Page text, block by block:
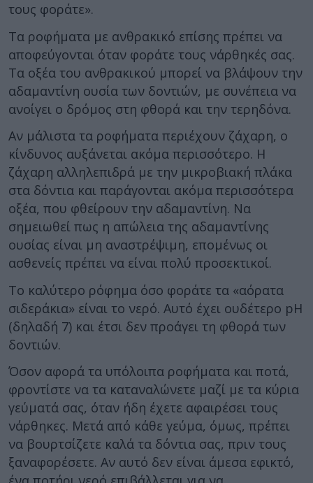
τους φοράτε».
Τα ροφήματα με ανθρακικό επίσης πρέπει να
αποφεύγονται όταν φοράτε τους νάρθηκές σας.
Τα οξέα του ανθρακικού μπορεί να βλάψουν την
αδαμαντίνη ουσία των δοντιών, με συνέπεια να
ανοίγει ο δρόμος στη φθορά και την τερηδόνα.
Αν μάλιστα τα ροφήματα περιέχουν ζάχαρη, ο
κίνδυνος αυξάνεται ακόμα περισσότερο. Η
ζάχαρη αλληλεπιδρά με την μικροβιακή πλάκα
στα δόντια και παράγονται ακόμα περισσότερα
οξέα, που φθείρουν την αδαμαντίνη. Να
σημειωθεί πως η απώλεια της αδαμαντίνης
ουσίας είναι μη αναστρέψιμη, επομένως οι
ασθενείς πρέπει να είναι πολύ προσεκτικοί.
Το καλύτερο ρόφημα όσο φοράτε τα «αόρατα
σιδεράκια» είναι το νερό. Αυτό έχει ουδέτερο pH
(δηλαδή 7) και έτσι δεν προάγει τη φθορά των
δοντιών.
Όσον αφορά τα υπόλοιπα ροφήματα και ποτά,
φροντίστε να τα καταναλώνετε μαζί με τα κύρια
γεύματά σας, όταν ήδη έχετε αφαιρέσει τους
νάρθηκες. Μετά από κάθε γεύμα, όμως, πρέπει
να βουρτσίζετε καλά τα δόντια σας, πριν τους
ξαναφορέσετε. Αν αυτό δεν είναι άμεσα εφικτό,